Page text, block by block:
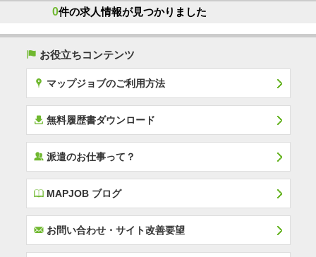
0件の求人情報が見つかりました
( お役立ちコンテンツ
x マップジョブのご利用方法
í 無料履歴書ダウンロード
‰派遣のお仕事って？
EMAPJOB ブログ
Fお問い合わせ・サイト改善要望